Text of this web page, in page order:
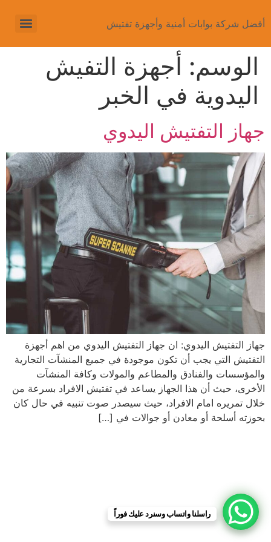
أفضل شركة بوابات أمنية وأجهزة تفتيش
الوسم: أجهزة التفيش
اليدوية في الخبر
جهاز التفتيش اليدوي
جهاز التفتيش اليدوي: ان جهاز التفتيش اليدوي من اهم أجهزة
التفتيش التي يجب أن تكون موجودة في جميع المنشآت التجارية
والمؤسسات والفنادق والمطاعم والمولات وكافة المنشآت
الأخرى، حيث أن هذا الجهاز يساعد في تفتيش الافراد بسرعة من
خلال تمريره امام الافراد، حيث سيصدر صوت تنبيه في حال كان
بحوزته أسلحة أو معادن أو جوالات في […]
راسلنا واتساب وسنرد عليك فوراً